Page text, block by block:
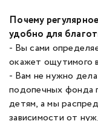
Почему
удобно для
- Вы сами
окажет ощутимого
- Вам не нужно
подопечных фонда
детям, а мы
зависимости от